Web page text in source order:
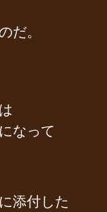
だ。
なって
添付した